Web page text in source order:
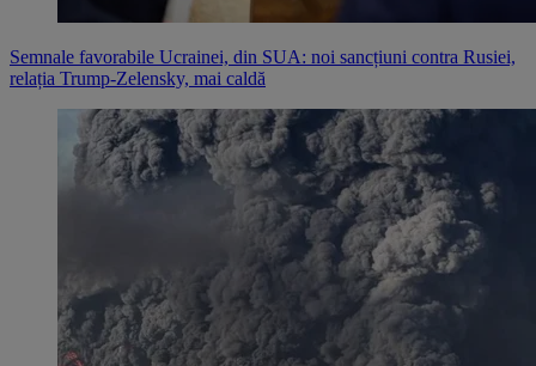
Semnale favorabile Ucrainei, din SUA: noi sancțiuni contra Rusiei,
relația Trump-Zelensky, mai caldă